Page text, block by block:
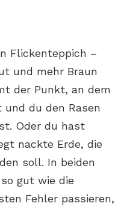
Flickenteppich –
und mehr Braun
der Punkt, an dem
du den Rasen
Oder du hast
nackte Erde, die
soll. In beiden
gut wie die
Fehler passieren,